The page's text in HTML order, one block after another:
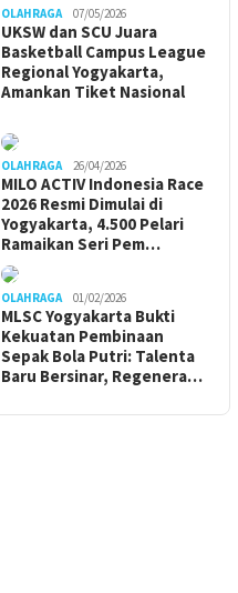
OLAHRAGA 07/05/2026
UKSW dan SCU Juara
Basketball Campus League
Regional Yogyakarta,
Amankan Tiket Nasional
OLAHRAGA 26/04/2026
MILO ACTIV Indonesia Race
2026 Resmi Dimulai di
Yogyakarta, 4.500 Pelari
Ramaikan Seri Pem…
OLAHRAGA 01/02/2026
MLSC Yogyakarta Bukti
Kekuatan Pembinaan
Sepak Bola Putri: Talenta
Baru Bersinar, Regenera…